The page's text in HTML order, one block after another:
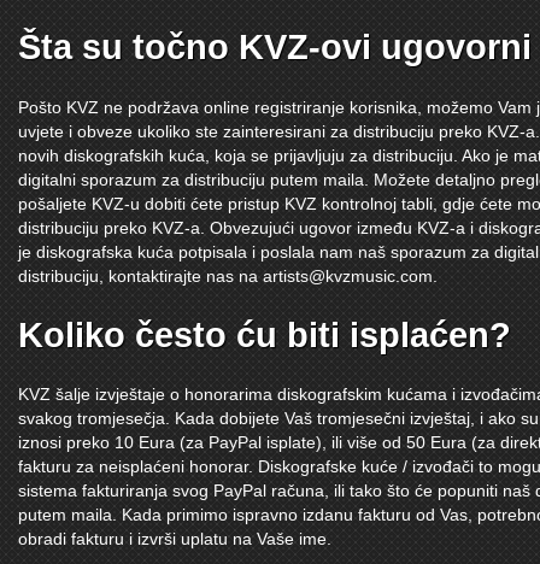
Šta su točno KVZ-ovi
Pošto KVZ ne podržava online registriranje korisnika, možemo
uvjete i obveze ukoliko ste zainteresirani za distribuciju preko KVZ-
novih diskografskih kuća, koja se prijavljuju za distribuciju. Ako je
digitalni sporazum za distribuciju putem maila. Možete detaljno
pošaljete KVZ-u dobiti ćete pristup KVZ kontrolnoj tabli, gdje ćete
distribuciju preko KVZ-a. Obvezujući ugovor između KVZ-a i
je diskografska kuća potpisala i poslala nam naš sporazum za
distribuciju, kontaktirajte nas na artists@kvzmusic.com
Koliko često ću biti isplaćen?
KVZ šalje izvještaje o honorarima diskografskim kućama i
svakog tromjesečja. Kada dobijete Vaš tromjesečni izvještaj, i ako
iznosi preko 10 Eura (za PayPal isplate), ili više od 50 Eura (za
fakturu za neisplaćeni honorar. Diskografske kuće / izvođači to
sistema fakturiranja svog PayPal računa, ili tako što će popuniti
putem maila. Kada primimo ispravno izdanu fakturu od Vas,
obradi fakturu i izvrši uplatu na Vaše ime.